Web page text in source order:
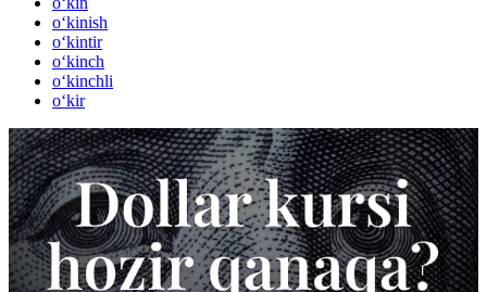
o‘kinish
o‘kintir
o‘kinch
o‘kinchli
o‘kir